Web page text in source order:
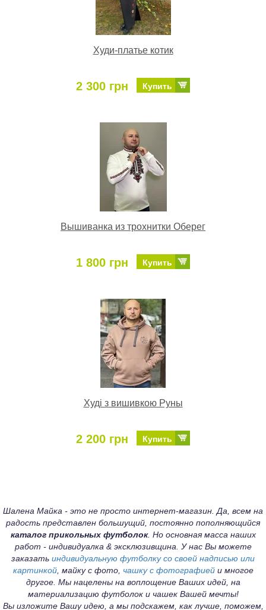
Худи-платье котик
2 300 грн Купить
Вышиванка из трохнитки Оберег
1 800 грн Купить
Худі з вишивкою Руны
2 200 грн Купить
Шалена Майка - это не просто интернет-магазин. Да, всем на
радость представлен большущий, постоянно пополняющийся
каталог прикольных футболок. Но основная масса наших
работ - индивидуалка & эксклюзивщина. У нас Вы можете
заказать индивидуальную футболку со своей надписью или
картинкой, майку с фото, чашку с фотографиейи многое
другое. Мы нацелены на воплощение Ваших идей, на
материализацию футболок и чашек Вашей мечты!
Вы изложите Вашу идею, а мы подскажем, как лучше, поможем,